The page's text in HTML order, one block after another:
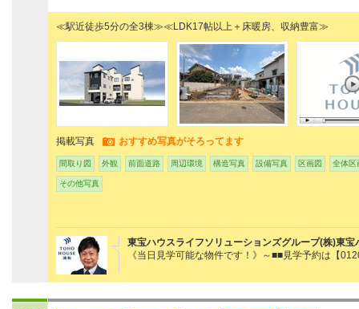
≪駅近徒歩5分の全3棟≫≪LDK17帖以上＋床暖房、収納豊富≫
掲載写真 おすすめ写真がそろってます
間取り図 外観 前面道路 周辺環境 構造写真 設備写真 区画図 全体区
その他写真
東宝ハウスライフソリューションズグループ(株)東宝
《当日見学可能な物件です！》～■■見学予約は【